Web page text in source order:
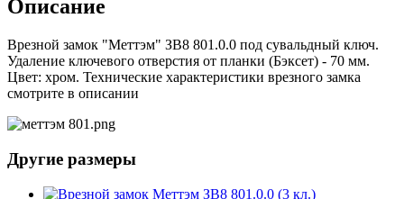
Описание
Врезной замок "Меттэм" ЗВ8 801.0.0 под сувальдный ключ.
Удаление ключевого отверстия от планки (Бэксет) - 70 мм.
Цвет: хром. Технические характеристики врезного замка
смотрите в описании
Другие размеры